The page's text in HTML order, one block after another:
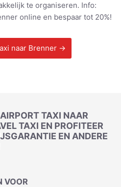
te organiseren. Info:
online en bespaar tot 20%!
naar Brenner →
TAXI NAAR
TAXI EN PROFITEER
EN ANDERE
VOOR